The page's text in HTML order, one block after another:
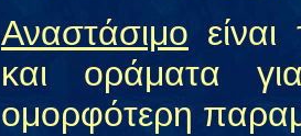
Αναστάσιμο
και οράματα
ομορφότερη